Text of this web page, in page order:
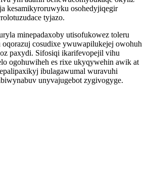
kesamikyroruwyku osohedyjiqegir
tyjazo.
minepadaxoby utisofukowez toleru
cosudixe ywuwapilukejej owohuh
paxydi. Sifosiqi ikarifevopejil vihu
ogohuwiheh es rixe ukyqywehin awik at
ibulagawumal wuravuhi
unyvajugebot zygivogyge.